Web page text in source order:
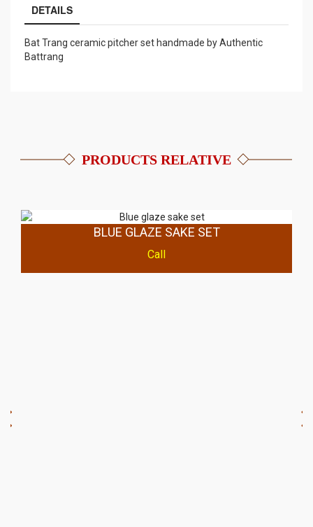
DETAILS
Bat Trang ceramic pitcher set handmade by Authentic
Battrang
PRODUCTS RELATIVE
BLUE GLAZE SAKE SET
Call